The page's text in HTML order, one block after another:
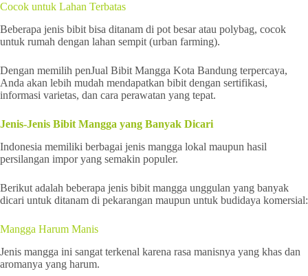
Cocok untuk Lahan Terbatas
Beberapa jenis bibit bisa ditanam di pot besar atau polybag, cocok
untuk rumah dengan lahan sempit (urban farming).
Dengan memilih penJual Bibit Mangga Kota Bandung terpercaya,
Anda akan lebih mudah mendapatkan bibit dengan sertifikasi,
informasi varietas, dan cara perawatan yang tepat.
Jenis-Jenis Bibit Mangga yang Banyak Dicari
Indonesia memiliki berbagai jenis mangga lokal maupun hasil
persilangan impor yang semakin populer.
Berikut adalah beberapa jenis bibit mangga unggulan yang banyak
dicari untuk ditanam di pekarangan maupun untuk budidaya komersial:
Mangga Harum Manis
Jenis mangga ini sangat terkenal karena rasa manisnya yang khas dan
aromanya yang harum.